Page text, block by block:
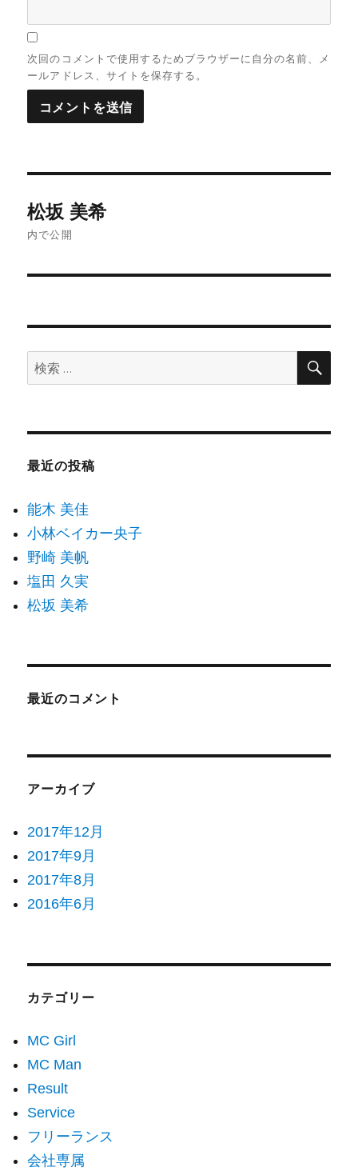
次回のコメントで使用するためブラウザーに自分の名前、メ
ールアドレス、サイトを保存する。
稿
ナ
ゲ
シ
ョ
ン
松坂 美希
内で公開
索:
検
最近の投稿
能木 美佳
小林ベイカー央子
野崎 美帆
塩田 久実
松坂 美希
最近のコメント
アーカイブ
2017年12月
2017年9月
2017年8月
2016年6月
カテゴリー
MC Girl
MC Man
Result
Service
フリーランス
会社専属